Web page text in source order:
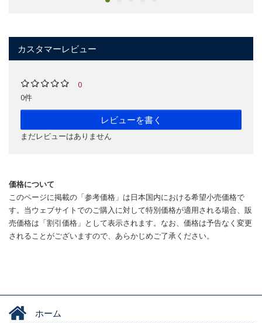
カスタマーレビュー
0
0件
レビューを書く
まだレビューはありません
価格について
このページに掲載の「参考価格」は日本国内における希望小売価格で
す。当ウェブサイトでのご購入に対して特別価格が適用される場合、販
売価格は「割引価格」として表示されます。なお、価格は予告なく変更
されることがございますので、あらかじめご了承ください。
ホーム